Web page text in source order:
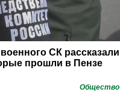
СК рассказали
прошли в Пензе
Общество